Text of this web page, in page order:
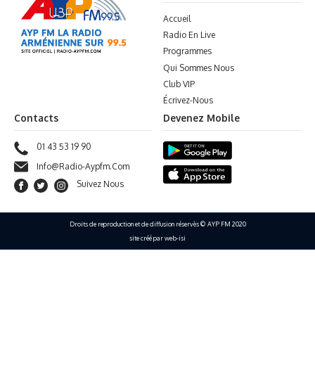
Accueil
Radio En Live
Programmes
Qui Sommes Nous
Club VIP
Écrivez-Nous
Contacts
01 43 53 19 90
Info@radio-Aypfm.com
Suivez Nous
Devenez Mobile
Droits de reproduction et de diffusion réservès © AYP FM 2020
site créé par web-isi